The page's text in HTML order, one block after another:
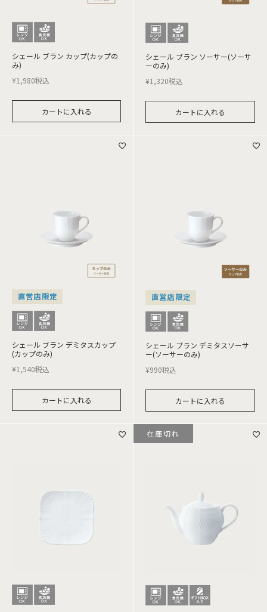
シェール ブラン カップ(カップの
み)
¥1,980税込
カートに入れる
シェール ブラン ソーサー(ソーサ
ーのみ)
¥1,320税込
カートに入れる
直営店限定
シェール ブラン デミタスカップ
(カップのみ)
¥1,540税込
カートに入れる
直営店限定
シェール ブラン デミタスソーサ
ー(ソーサーのみ)
¥990税込
カートに入れる
在庫切れ